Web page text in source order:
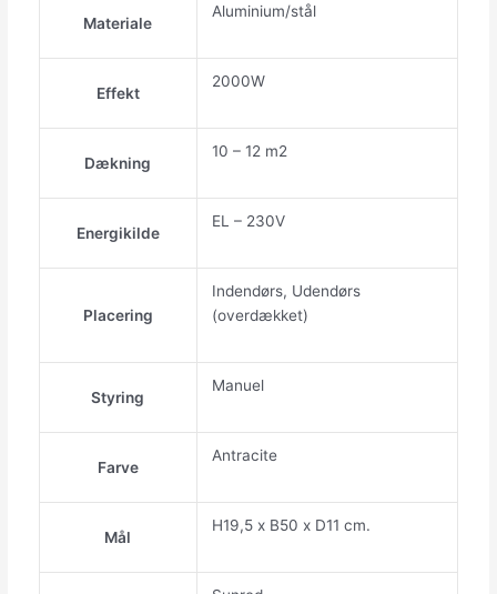
Materiale
Aluminium/stål
Effekt
2000W
Dækning
10 – 12 m2
Energikilde
EL – 230V
Placering
Indendørs, Udendørs
(overdækket)
Styring
Manuel
Farve
Antracite
Mål
H19,5 x B50 x D11 cm.